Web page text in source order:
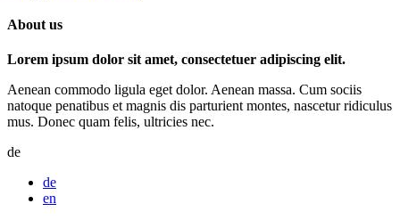
About us
Lorem ipsum dolor sit amet, consectetuer adipiscing elit.
Aenean commodo ligula eget dolor. Aenean massa. Cum sociis
natoque penatibus et magnis dis parturient montes, nascetur ridiculus
mus. Donec quam felis, ultricies nec.
de
de
en